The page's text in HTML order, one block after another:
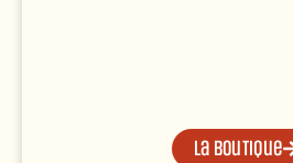
La boutique